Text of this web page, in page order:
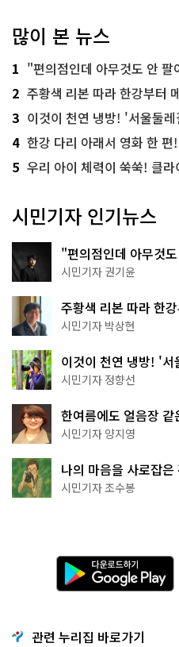
많이 본 뉴스
1 "편의점인데 아무것도 안 팔아요"
2 주황색 리본 따라 한강부터 메타세
3 이것이 천연 냉방! '서울둘
4 한강 다리 아래서 영화 한
5 우리 아이 체력이 쑥쑥! 클
시민기자 인기뉴스
"편의점인데 아무것
한 편의점의 정체
시민기자 권기윤
주황색 리본 따라 한
서울둘레길 15코스
시민기자 박상현
이것이 천연 냉방! '
나볼까
시민기자 정향선
한여름에도 얼음장
천국이네~
시민기자 양지영
나의 마음을 사로잡
상작 공개!
시민기자 조수봉
다
운
로
기
G
관련 누리집 바로가기